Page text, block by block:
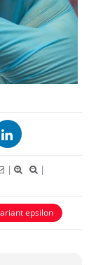
|
|
epsilon